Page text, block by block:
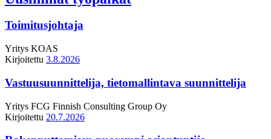
Toimitusjohtaja
Yritys KOAS
Kirjoitettu 3.8.2026
Vastuusuunnittelija, tietomallintava suunnittelija
Yritys FCG Finnish Consulting Group Oy
Kirjoitettu 20.7.2026